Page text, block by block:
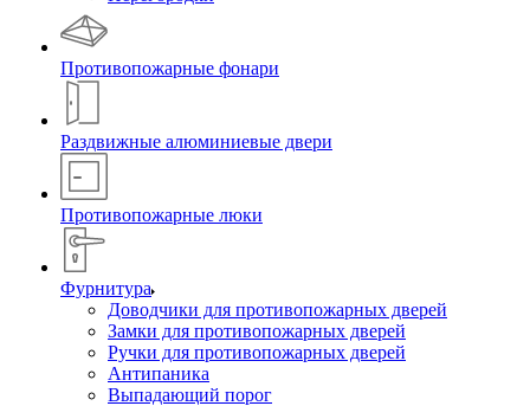
Противопожарные фонари
Раздвижные алюминиевые двери
Противопожарные люки
Фурнитура
Доводчики для противопожарных дверей
Замки для противопожарных дверей
Ручки для противопожарных дверей
Антипаника
Выпадающий порог